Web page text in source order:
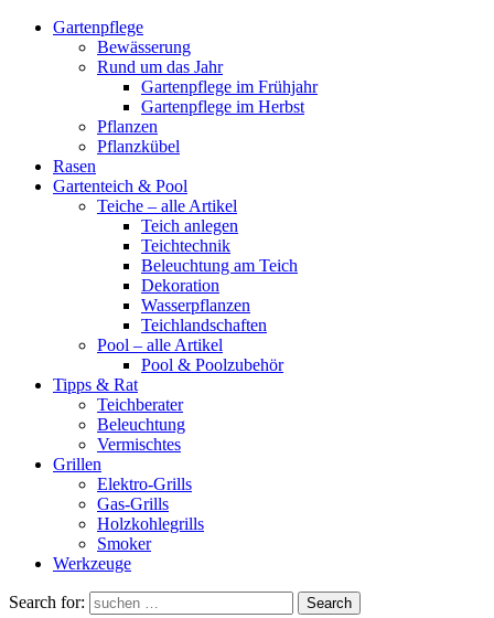
Gartenpflege
Bewässerung
Rund um das Jahr
Gartenpflege im Frühjahr
Gartenpflege im Herbst
Pflanzen
Pflanzkübel
Rasen
Gartenteich & Pool
Teiche – alle Artikel
Teich anlegen
Teichtechnik
Beleuchtung am Teich
Dekoration
Wasserpflanzen
Teichlandschaften
Pool – alle Artikel
Pool & Poolzubehör
Tipps & Rat
Teichberater
Beleuchtung
Vermischtes
Grillen
Elektro-Grills
Gas-Grills
Holzkohlegrills
Smoker
Werkzeuge
Search for: Search